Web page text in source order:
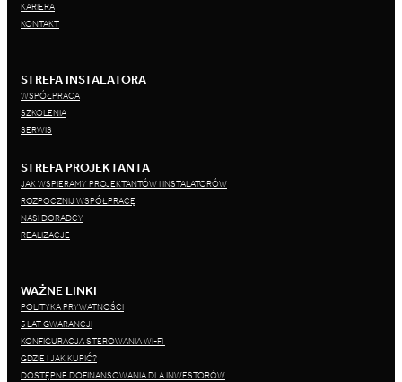
KARIERA
KONTAKT
STREFA INSTALATORA
WSPÓŁPRACA
SZKOLENIA
SERWIS
STREFA PROJEKTANTA
JAK WSPIERAMY PROJEKTANTÓW I INSTALATORÓW
ROZPOCZNIJ WSPÓŁPRACĘ
NASI DORADCY
REALIZACJE
WAŻNE LINKI
POLITYKA PRYWATNOŚCI
5 LAT GWARANCJI
KONFIGURACJA STEROWANIA WI-FI
GDZIE I JAK KUPIĆ?
DOSTĘPNE DOFINANSOWANIA DLA INWESTORÓW